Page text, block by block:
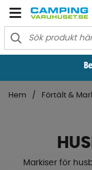
Hem Förtält &
Markiser för